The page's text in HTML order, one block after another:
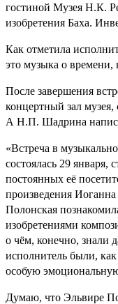
гостиной Музея Н.К.
изобретения Баха.
Как отметила
это музыка о времени,
После завершения
концертный зал
А Н.П. Шадрина
«Встреча в
состоялась 29 января,
постоянных её
произведения Иоганна
Полонская
изобретениями
о чём, конечно, знали
исполнитель были,
особую
Думаю, что Эльвире